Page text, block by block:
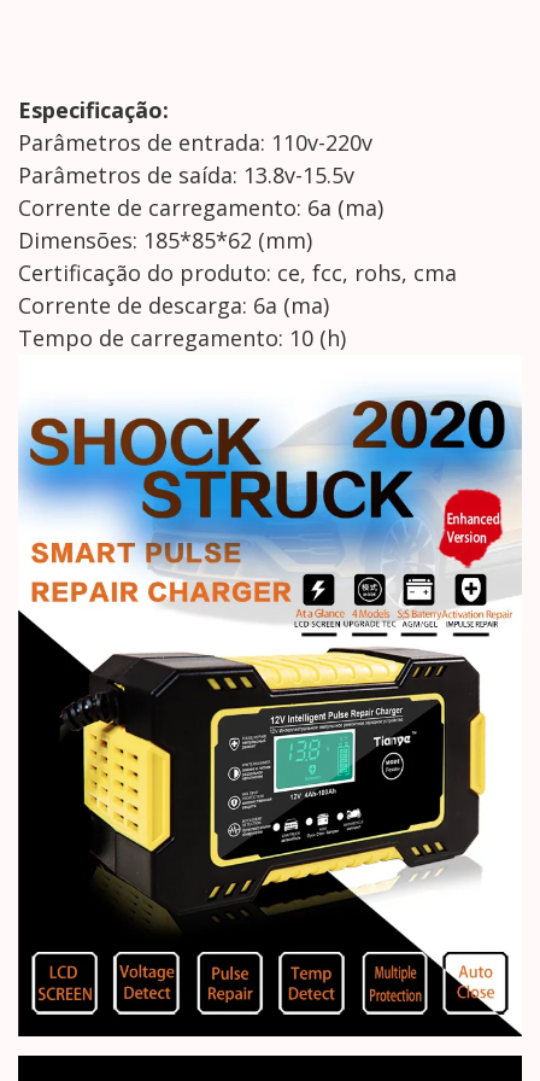
Especificação:
Parâmetros de entrada: 110v-220v
Parâmetros de saída: 13.8v-15.5v
Corrente de carregamento: 6a (ma)
Dimensões: 185*85*62 (mm)
Certificação do produto: ce, fcc, rohs, cma
Corrente de descarga: 6a (ma)
Tempo de carregamento: 10 (h)